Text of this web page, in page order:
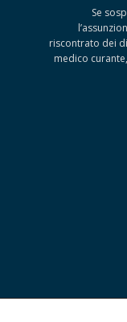
Se
riscontrato dei
medico